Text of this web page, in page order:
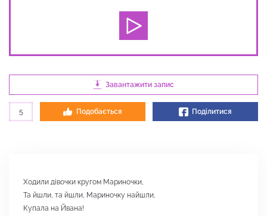
Завантажити запис
5 Подобається Поділитися
Ходили дівочки кругом Мариночки,
Та йшли, та йшли, Мариночку найшли,
Купала на Йвана!